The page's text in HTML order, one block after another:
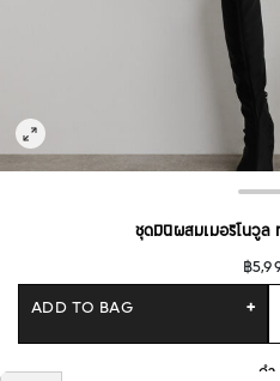
ชุดมินิผสมเมอริโนวูล
฿
ADD TO BAG +
ดำ